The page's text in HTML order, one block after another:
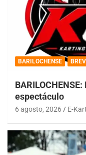
BARILOCHENSE
espectáculo
6 agosto, 2026 E-Kart